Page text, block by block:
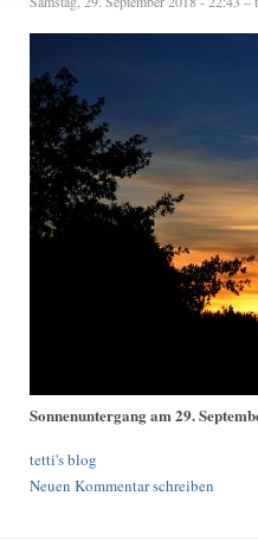
Sonnenuntergang am 29.
tetti's blog
Neuen Kommentar schreiben